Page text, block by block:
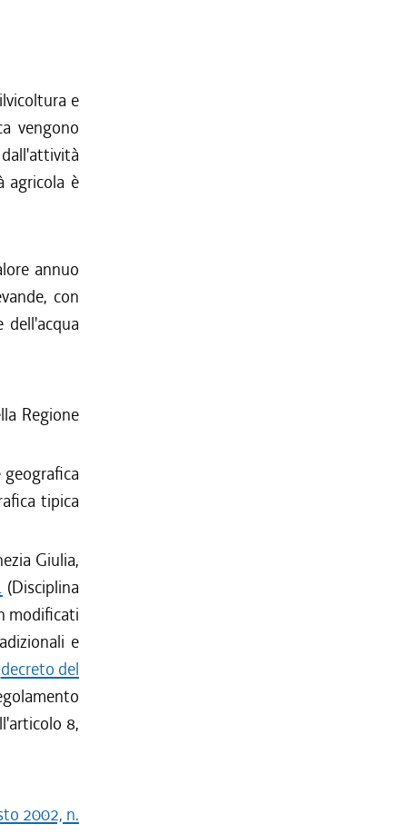
e
vengono
agricola è
annuo
con
Regione
tipica
Giulia,
(Disciplina
modificati
e
decreto del
8,
2002, n.